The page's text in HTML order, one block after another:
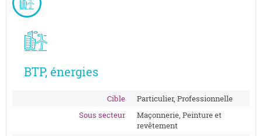
BTP, énergies
Cible
Particulier, Professionnelle
Sous secteur
Maçonnerie, Peinture et
revêtement